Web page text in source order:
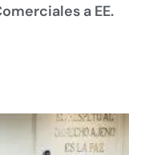
a EE.